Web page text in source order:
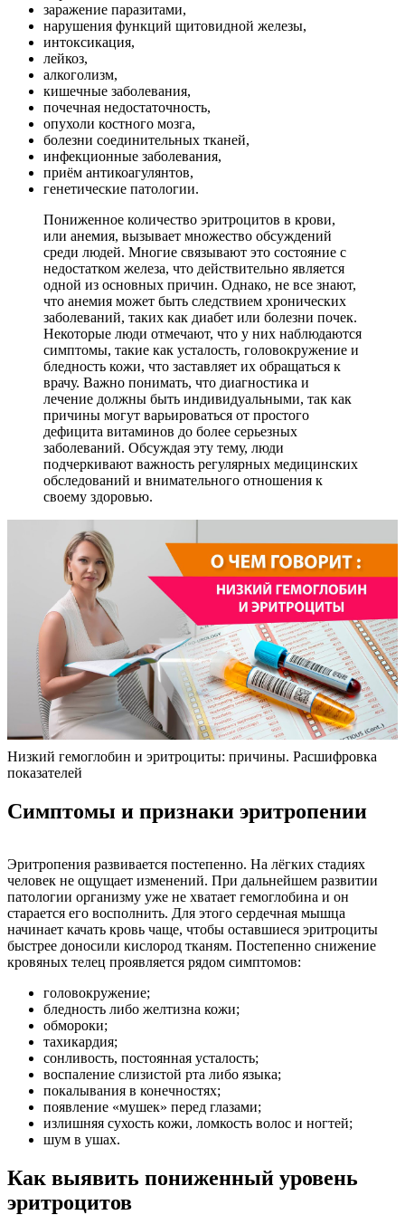
заражение паразитами,
нарушения функций щитовидной железы,
интоксикация,
лейкоз,
алкоголизм,
кишечные заболевания,
почечная недостаточность,
опухоли костного мозга,
болезни соединительных тканей,
инфекционные заболевания,
приём антикоагулянтов,
генетические патологии.
Пониженное количество эритроцитов в крови,
или анемия, вызывает множество обсуждений
среди людей. Многие связывают это состояние с
недостатком железа, что действительно является
одной из основных причин. Однако, не все знают,
что анемия может быть следствием хронических
заболеваний, таких как диабет или болезни почек.
Некоторые люди отмечают, что у них наблюдаются
симптомы, такие как усталость, головокружение и
бледность кожи, что заставляет их обращаться к
врачу. Важно понимать, что диагностика и
лечение должны быть индивидуальными, так как
причины могут варьироваться от простого
дефицита витаминов до более серьезных
заболеваний. Обсуждая эту тему, люди
подчеркивают важность регулярных медицинских
обследований и внимательного отношения к
своему здоровью.
Низкий гемоглобин и эритроциты: причины. Расшифровка
показателей
Симптомы и признаки эритропении
Эритропения развивается постепенно. На лёгких стадиях
человек не ощущает изменений. При дальнейшем развитии
патологии организму уже не хватает гемоглобина и он
старается его восполнить. Для этого сердечная мышца
начинает качать кровь чаще, чтобы оставшиеся эритроциты
быстрее доносили кислород тканям. Постепенно снижение
кровяных телец проявляется рядом симптомов:
головокружение;
бледность либо желтизна кожи;
обмороки;
тахикардия;
сонливость, постоянная усталость;
воспаление слизистой рта либо языка;
покалывания в конечностях;
появление «мушек» перед глазами;
излишняя сухость кожи, ломкость волос и ногтей;
шум в ушах.
Как выявить пониженный уровень
эритроцитов